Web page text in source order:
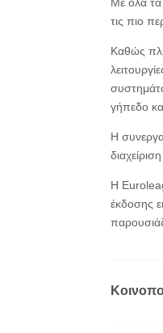
τις πιο
Καθώς
γήπεδο
Η
Η
έκδοσης